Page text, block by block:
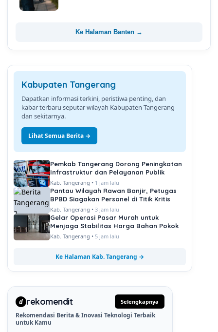
Ke Halaman Banten →
Kabupaten Tangerang
Dapatkan informasi terkini, peristiwa penting, dan
kabar terbaru seputar wilayah Kabupaten Tangerang
dan sekitarnya.
Lihat Semua Berita →
Pemkab Tangerang Dorong Peningkatan
Infrastruktur dan Pelayanan Publik
Kab. Tangerang • 1 jam lalu
Pantau Wilayah Rawan Banjir, Petugas
BPBD Siagakan Personel di Titik Kritis
Kab. Tangerang • 3 jam lalu
Gelar Operasi Pasar Murah untuk
Menjaga Stabilitas Harga Bahan Pokok
Kab. Tangerang • 5 jam lalu
Ke Halaman Kab. Tangerang →
d rekomendit Selengkapnya
Rekomendasi Berita & Inovasi Teknologi Terbaik
untuk Kamu